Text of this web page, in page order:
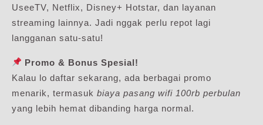
UseeTV, Netflix, Disney+ Hotstar, dan layanan
streaming lainnya. Jadi nggak perlu repot lagi
langganan satu-satu!
Promo & Bonus Spesial!
Kalau lo daftar sekarang, ada berbagai promo
menarik, termasuk biaya pasang wifi 100rb perbulan
yang lebih hemat dibanding harga normal.